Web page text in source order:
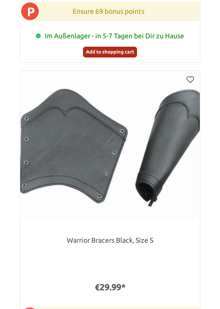
P Ensure 69 bonus points
Im Außenlager - in 5-7 Tagen bei Dir zu Hause
Add to shopping cart
Warrior Bracers Black, Size S
€29.99*